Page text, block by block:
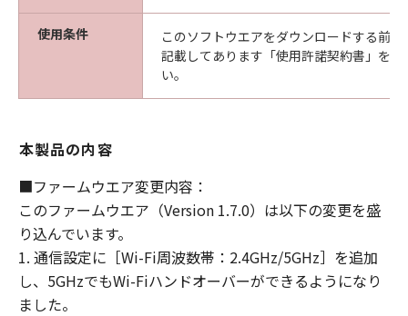
サーがかかる損害の可能性について知らさ
れていた場合でも同様です。
(3) キヤノン、キヤノンの子会社、キヤノン
の関連会社、それらの販売代理店または販
売店、ならびにキヤノンのライセンサー
ソフトウェア」の使用に起因または関連し
てお客様と第三者との間に生じたいかなる
紛争についても、一切責任を負わないもの
とします。
契約期間
(1) 「本契約」は、お客様が「許諾ソフト
使用条件
このソフトウエアをダウンロードする前
記載してあります「使用許諾契約書」を
い。
本製品の内容
■ファームウエア変更内容：
このファームウエア（Version 1.7.0）は以下の変更を盛
り込んでいます。
1. 通信設定に［Wi-Fi周波数帯：2.4GHz/5GHz］を追加
し、5GHzでもWi-Fiハンドオーバーができるようになり
ました。